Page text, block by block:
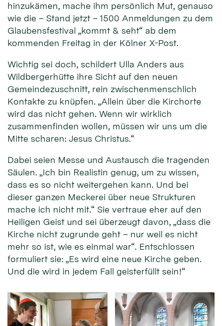
hinzukämen, mache ihm persönlich Mut, genauso
wie die – Stand jetzt – 1500 Anmeldungen zu dem
Glaubensfestival „kommt & seht“ ab dem
kommenden Freitag in der Kölner X-Post.
Wichtig sei doch, schildert Ulla Anders aus
Wildbergerhütte ihre Sicht auf den neuen
Gemeindezuschnitt, rein zwischenmenschlich
Kontakte zu knüpfen. „Allein über die Kirchorte
wird das nicht gehen. Wenn wir wirklich
zusammenfinden wollen, müssen wir uns um die
Mitte scharen: Jesus Christus.“
Dabei seien Messe und Austausch die tragenden
Säulen. „Ich bin Realistin genug, um zu wissen,
dass es so nicht weitergehen kann. Und bei
dieser ganzen Meckerei über neue Strukturen
mache ich nicht mit.“ Sie vertraue eher auf den
Heiligen Geist und sei überzeugt davon, „dass die
Kirche nicht zugrunde geht – nur weil es nicht
mehr so ist, wie es einmal war“. Entschlossen
formuliert sie: „Es wird eine neue Kirche geben.
Und die wird in jedem Fall geisterfüllt sein!“